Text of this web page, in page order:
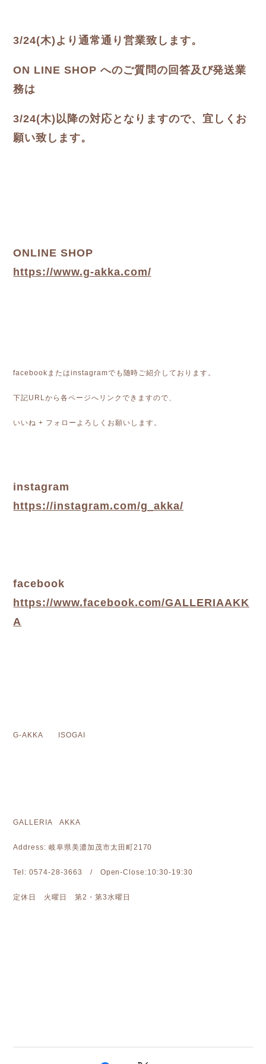
3/24(木)より通常通り営業致します。
ON LINE SHOP へのご質問の回答及び発送業
務は
3/24(木)以降の対応となりますので、宜しくお
願い致します。
ONLINE SHOP
https://www.g-akka.com/
facebookまたはinstagramでも随時ご紹介しております。
下記URLから各ページへリンクできますので、
いいね + フォローよろしくお願いします。
instagram
https://instagram.com/g_akka/
facebook
https://www.facebook.com/GALLERIAAKK
A
G-AKKA ISOGAI
GALLERIA AKKA
Address: 岐阜県美濃加茂市太田町2170
Tel: 0574-28-3663 / Open-Close:10:30-19:30
定休日 火曜日 第2・第3水曜日